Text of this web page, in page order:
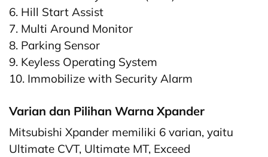
6. Hill Start Assist
7. Multi Around Monitor
8. Parking Sensor
9. Keyless Operating System
10. Immobilize with Security Alarm
Varian dan Pilihan Warna Xpander
Mitsubishi Xpander memiliki 6 varian, yaitu
Ultimate CVT, Ultimate MT, Exceed